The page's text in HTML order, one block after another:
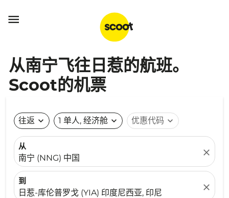

从南宁飞往日惹的航班。
Scoot的机票
往返 expand_more 1 单人, 经济舱 expand_more 优惠代码 expand_more
从
南宁 (NNG) 中国
close
到
日惹-库伦普罗戈 (YIA) 印度尼西亚, 印尼
close